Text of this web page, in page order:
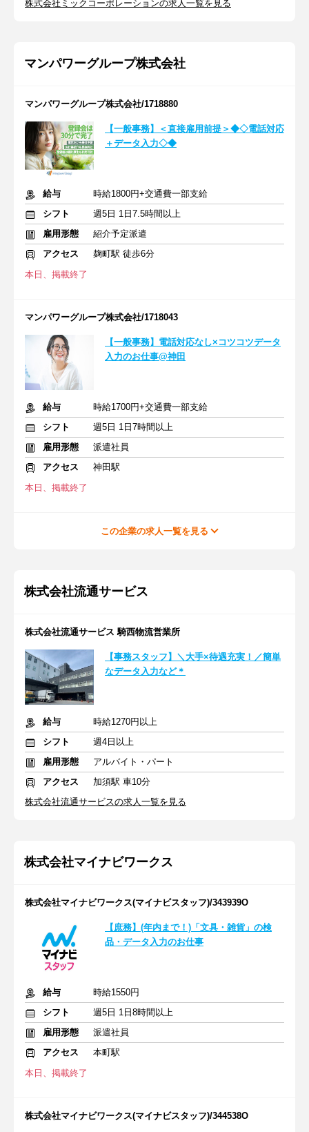
株式会社ミックコーポレーションの求人一覧を見る
マンパワーグループ株式会社
マンパワーグループ株式会社/1718880
【一般事務】＜直接雇用前提＞◆◇電話対応
＋データ入力◇◆
給与
時給1800円+交通費一部支給
シフト
週5日 1日7.5時間以上
雇用形態
紹介予定派遣
アクセス
麹町駅 徒歩6分
本日、掲載終了
マンパワーグループ株式会社/1718043
【一般事務】電話対応なし×コツコツデータ
入力のお仕事@神田
給与
時給1700円+交通費一部支給
シフト
週5日 1日7時間以上
雇用形態
派遣社員
アクセス
神田駅
本日、掲載終了
この企業の求人一覧を見る
株式会社流通サービス
株式会社流通サービス 騎西物流営業所
【事務スタッフ】＼大手×待遇充実！／簡単
なデータ入力など＊
給与
時給1270円以上
シフト
週4日以上
雇用形態
アルバイト・パート
アクセス
加須駅 車10分
株式会社流通サービスの求人一覧を見る
株式会社マイナビワークス
株式会社マイナビワークス(マイナビスタッフ)/343939O
【庶務】(年内まで！)「文具・雑貨」の検
品・データ入力のお仕事
給与
時給1550円
シフト
週5日 1日8時間以上
雇用形態
派遣社員
アクセス
本町駅
本日、掲載終了
株式会社マイナビワークス(マイナビスタッフ)/344538O